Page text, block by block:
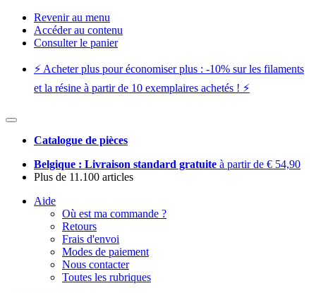
Revenir au menu
Accéder au contenu
Consulter le panier
⚡️ Acheter plus pour économiser plus : -10% sur les filaments
et la résine à partir de 10 exemplaires achetés ! ⚡️
Catalogue de pièces
Belgique : Livraison standard gratuite à partir de € 54,90
Plus de 11.100 articles
Aide
Où est ma commande ?
Retours
Frais d'envoi
Modes de paiement
Nous contacter
Toutes les rubriques